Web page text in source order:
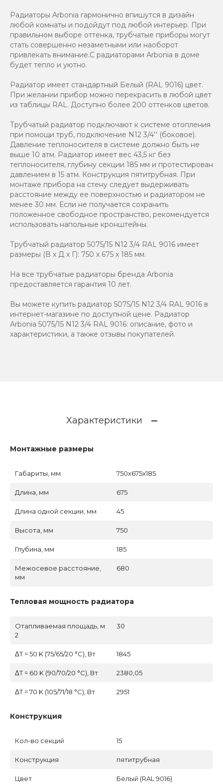
Радиаторы Arbonia гармонично впишутся в дизайн
любой комнаты и подойдут под любой интерьер. При
правильном выборе оттенка, трубчатые приборы могут
стать совершенно незаметными или наоборот
привлекать внимание.С радиаторами Аrbonia в доме
будет тепло и уютно.
Радиатор имеет стандартный Белый (RAL 9016) цвет.
При желании прибор можно перекрасить в любой цвет
из таблицы RAL. Доступно более 200 оттенков цветов.
Трубчатый радиатор подключают к системе отопления
при помощи труб, подключение N12 3/4'' (боковое).
Давление теплоносителя в системе должно быть не
выше 10 атм. Радиатор имеет вес 43,5 кг без
теплоносителя, глубину секции 185 мм и протестирован
давлением в 15 атм. Конструкция пятитрубная. При
монтаже прибора на стену следует выдерживать
расстояние между ее поверхностью и радиатором не
менее 30 мм. Если не получается сохранить
положенное свободное пространство, рекомендуется
использовать напольные кронштейны.
Трубчатый радиатор 5075/15 N12 3/4 RAL 9016 имеет
размеры (В x Д x Г): 750 x 675 x 185 мм.
На все трубчатые радиаторы бренда Аrbonia
предоставляется гарантия 10 лет.
Вы можете купить радиатор 5075/15 N12 3/4 RAL 9016 в
интернет-магазине по доступной цене. Радиатор
Arbonia 5075/15 N12 3/4 RAL 9016: описание, фото и
характеристики, а также отзывы покупателей.
Характеристики
Монтажные размеры
Габариты, мм 750x675x185
Длина, мм 675
Длина одной секции, мм 45
Высота, мм 750
Глубина, мм 185
Межосевое расстояние,
мм
680
Тепловая мощность радиатора
Отапливаемая площадь, м
2
30
ΔT = 50 K (75/65/20 °C), Вт 1845
ΔT = 60 K (90/70/20 °C), Вт 2380,05
ΔT = 70 K (105/71/18 °C), Вт 2951
Конструкция
Кол-во секций 15
Конструкция пятитрубная
Цвет Белый (RAL 9016)